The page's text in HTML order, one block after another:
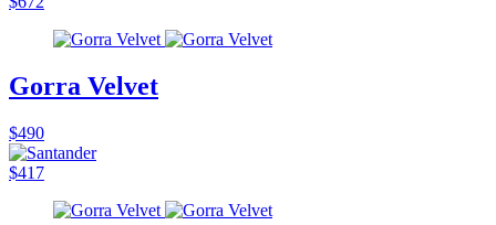
Gorra Velvet
$490
$417